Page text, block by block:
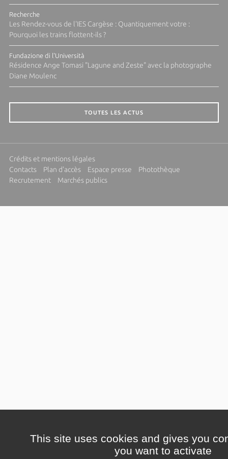
Recherche
Les Rendez-vous de l'IES Cargèse : Quantiquement votre :
Pourquoi les trains flottent-ils ?
Fundazione di l'Università
Résidence Ange Tomasi "Lagune and Zeste" avec la photographe
Diane Moulenc
TOUTES LES ACTUS
Crédits et mentions légales
Contacts
Plan d'accès Espace presse
Photothèque
Recrutement
Marchés publics
This site uses cookies and gives you
you want to activate